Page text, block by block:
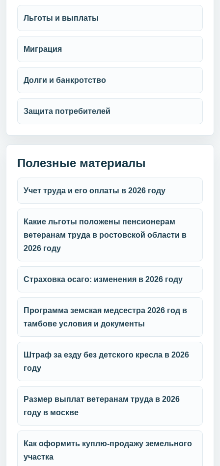
Льготы и выплаты
Миграция
Долги и банкротство
Защита потребителей
Полезные материалы
Учет труда и его оплаты в 2026 году
Какие льготы положены пенсионерам
ветеранам труда в ростовской области в
2026 году
Страховка осаго: изменения в 2026 году
Программа земская медсестра 2026 год в
тамбове условия и документы
Штраф за езду без детского кресла в 2026
году
Размер выплат ветеранам труда в 2026
году в москве
Как оформить куплю-продажу земельного
участка